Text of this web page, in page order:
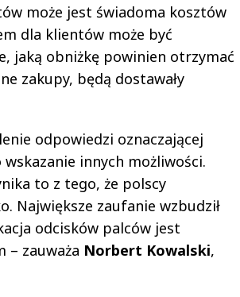
może jest świadoma kosztów
dla klientów może być
jaką obniżkę powinien otrzymać
zakupy, będą dostawały
odpowiedzi oznaczającej
innych możliwości.
to z tego, że polscy
Największe zaufanie wzbudził
odcisków palców jest
– zauważa Norbert Kowalski,